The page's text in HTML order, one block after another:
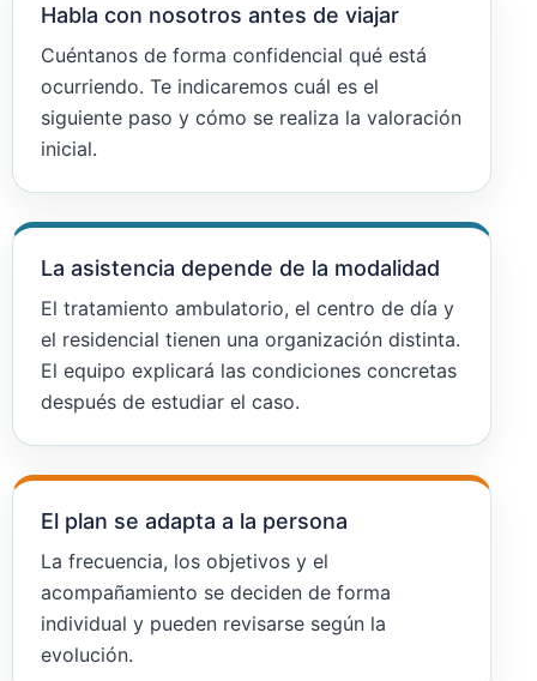
Habla con nosotros antes de viajar
Cuéntanos de forma confidencial qué está
ocurriendo. Te indicaremos cuál es el
siguiente paso y cómo se realiza la valoración
inicial.
La asistencia depende de la modalidad
El tratamiento ambulatorio, el centro de día y
el residencial tienen una organización distinta.
El equipo explicará las condiciones concretas
después de estudiar el caso.
El plan se adapta a la persona
La frecuencia, los objetivos y el
acompañamiento se deciden de forma
individual y pueden revisarse según la
evolución.